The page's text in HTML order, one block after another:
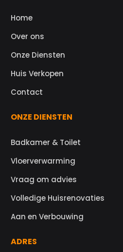
Home
Over ons
Onze Diensten
Huis Verkopen
Contact
ONZE DIENSTEN
Badkamer & Toilet
Vloerverwarming
Vraag om advies
Volledige Huisrenovaties
Aan en Verbouwing
ADRES